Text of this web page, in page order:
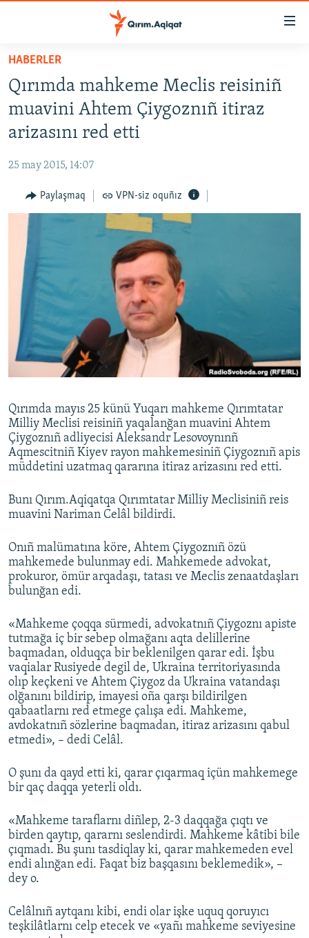
Esas
qaytmaq
Baş
navigatsiyağa
qaytmaq
Qıdıruvğa
qaytmaq
HABERLER
SİYASET
İQTİSADİYAT
MEDENİYET
İNSAN AQLARI
VİDEO
SÜRET
BLOGLAR
FİKİR
Русский
Українською
RFE/RS bütün saytları
HABERLER
Qırımda mahkeme Meclis reisiniñ
muavini Ahtem Çiygoznıñ itiraz
arizasını red etti
25 may 2015, 14:07
Paylaşmaq VPN-siz oquñız
Qırımda mayıs 25 künü Yuqarı mahkeme Qırımtatar
Milliy Meclisi reisiniñ yaqalanğan muavini Ahtem
Çiygoznıñ adliyecisi Aleksandr Lesovoynınñ
Aqmescitniñ Kiyev rayon mahkemesiniñ Çiygoznıñ apis
müddetini uzatmaq qararına itiraz arizasını red etti.
Bunı Qırım.Aqiqatqa Qırımtatar Milliy Meclisiniñ reis
muavini Nariman Celâl bildirdi.
Onıñ malümatına köre, Ahtem Çiygoznıñ özü
mahkemede bulunmay edi. Mahkemede advokat,
prokuror, ömür arqadaşı, tatası ve Meclis zenaatdaşları
bulunğan edi.
«Mahkeme çoqqa sürmedi, advokatnıñ Çiygoznı apiste
tutmağa iç bir sebep olmağanı aqta delillerine
baqmadan, olduqça bir beklenilgen qarar edi. İşbu
vaqialar Rusiyede degil de, Ukraina territoriyasında
olıp keçkeni ve Ahtem Çiygoz da Ukraina vatandaşı
olğanını bildirip, imayesi oña qarşı bildirilgen
qabaatlarnı red etmege çalışa edi. Mahkeme,
avdokatnıñ sözlerine baqmadan, itiraz arizasını qabul
etmedi», – dedi Celâl.
O şunı da qayd etti ki, qarar çıqarmaq içün mahkemege
bir qaç daqqa yeterli oldı.
«Mahkeme taraflarnı diñlep, 2-3 daqqağa çıqtı ve
birden qaytıp, qararnı seslendirdi. Mahkeme kâtibi bile
çıqmadı. Bu şunı tasdiqlay ki, qarar mahkemeden evel
endi alınğan edi. Faqat biz başqasını beklemedik», –
dey o.
Celâlnıñ aytqanı kibi, endi olar işke uquq qoruyıcı
teşkilâtlarnı celp etecek ve «yañı mahkeme seviyesine